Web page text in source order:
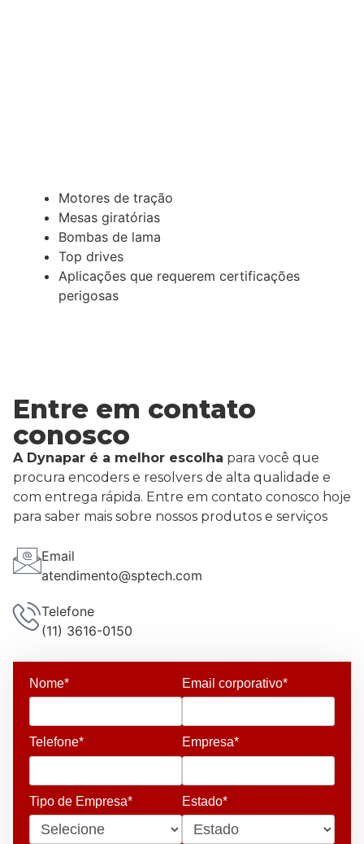
Motores de tração
Mesas giratórias
Bombas de lama
Top drives
Aplicações que requerem certificações
perigosas
Entre em contato
conosco
A Dynapar é a melhor escolha para você que
procura encoders e resolvers de alta qualidade e
com entrega rápida. Entre em contato conosco hoje
para saber mais sobre nossos produtos e serviços
Email
atendimento@sptech.com
Telefone
(11) 3616-0150
Nome* Email corporativo*
Telefone* Empresa*
Tipo de Empresa* Estado*